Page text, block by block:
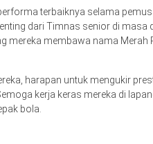
terbaiknya selama
dari Timnas senior di masa
mereka membawa nama Merah
harapan untuk mengukir
kerja keras mereka di
bola.